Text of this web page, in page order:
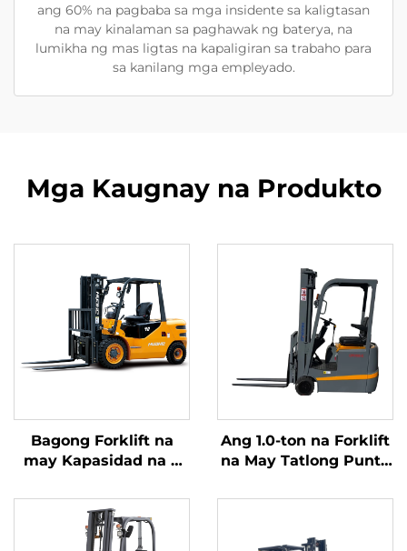
ang 60% na pagbaba sa mga insidente sa kaligtasan
na may kinalaman sa paghawak ng baterya, na
lumikha ng mas ligtas na kapaligiran sa trabaho para
sa kanilang mga empleyado.
Mga Kaugnay na Produkto
Bagong Forklift na
may Kapasidad na 4
kumukuha ng
kuryente mula sa
diesel, na may mataas
Ang 1.0-ton na Forklift
na May Tatlong Punto
Battery at May
na Ginawa sa Tsina ay